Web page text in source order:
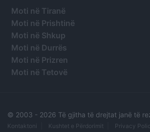
Moti në Tiranë
Moti në Prishtinë
Moti në Shkup
Moti në Durrës
Moti në Prizren
Moti në Tetovë
© 2003 - 2026 Të gjitha të drejtat janë të
Kontaktoni Kushtet e Përdorimit Privacy